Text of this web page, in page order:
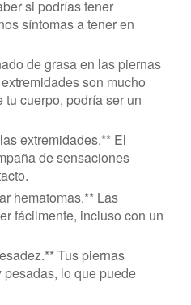
si podrías tener
síntomas a tener en
de grasa en las piernas
son mucho
tu cuerpo, podría ser un
extremidades.** El
de sensaciones
hematomas.** Las
fácilmente, incluso con un
Tus piernas
lo que puede